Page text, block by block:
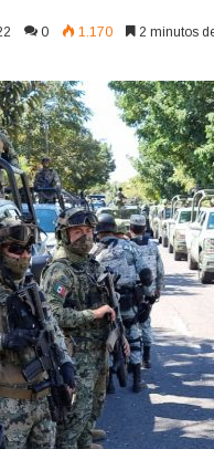
0 1.170 2 minutos